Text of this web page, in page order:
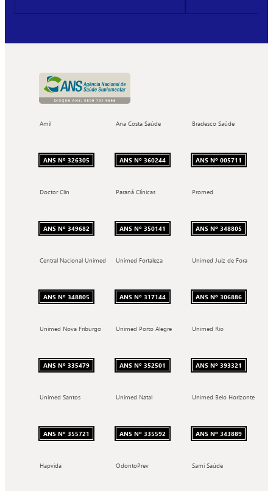
Amil
ANS Nº 326305
Ana Costa Saúde
ANS Nº 360244
Bradesco Saúde
ANS Nº 005711
Doctor Clin
ANS Nº 349682
Paraná Clínicas
ANS Nº 350141
Promed
ANS Nº 348805
Central Nacional Unimed
ANS Nº 348805
Unimed Fortaleza
ANS Nº 317144
Unimed Juiz de Fora
ANS Nº 306886
Unimed Nova Friburgo
ANS Nº 335479
Unimed Porto Alegre
ANS Nº 352501
Unimed Rio
ANS Nº 393321
Unimed Santos
ANS Nº 355721
Unimed Natal
ANS Nº 335592
Unimed Belo Horizonte
ANS Nº 343889
Hapvida OdontoPrev Sami Saúde